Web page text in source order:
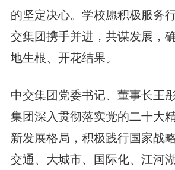
的坚定决心。学校愿积极服务
交集团携手并进，共谋发展，
地生根、开花结果。
中交集团党委书记、董事长王
集团深入贯彻落实党的二十大
新发展格局，积极践行国家战
交通、大城市、国际化、江河